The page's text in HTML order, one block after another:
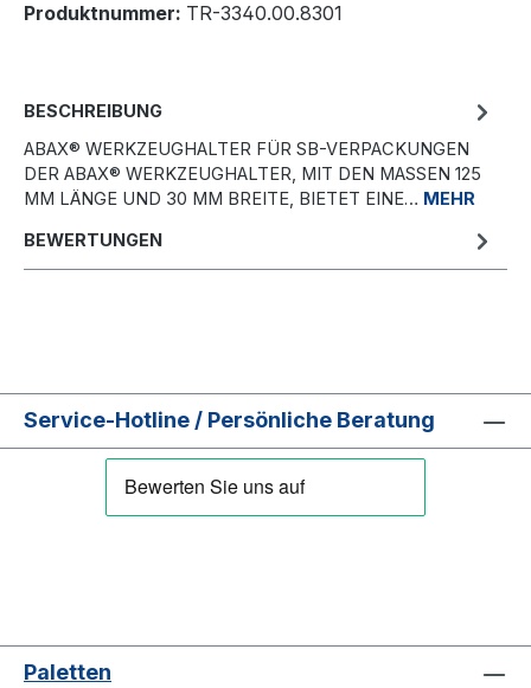
Produktnummer: TR-3340.00.8301
BESCHREIBUNG
ABAX® WERKZEUGHALTER FÜR SB-VERPACKUNGEN
DER ABAX® WERKZEUGHALTER, MIT DEN MASSEN 125 M
M LÄNGE UND 30 MM BREITE, BIETET EINE… MEHR
BEWERTUNGEN
Service-Hotline / Persönliche Beratung
Paletten